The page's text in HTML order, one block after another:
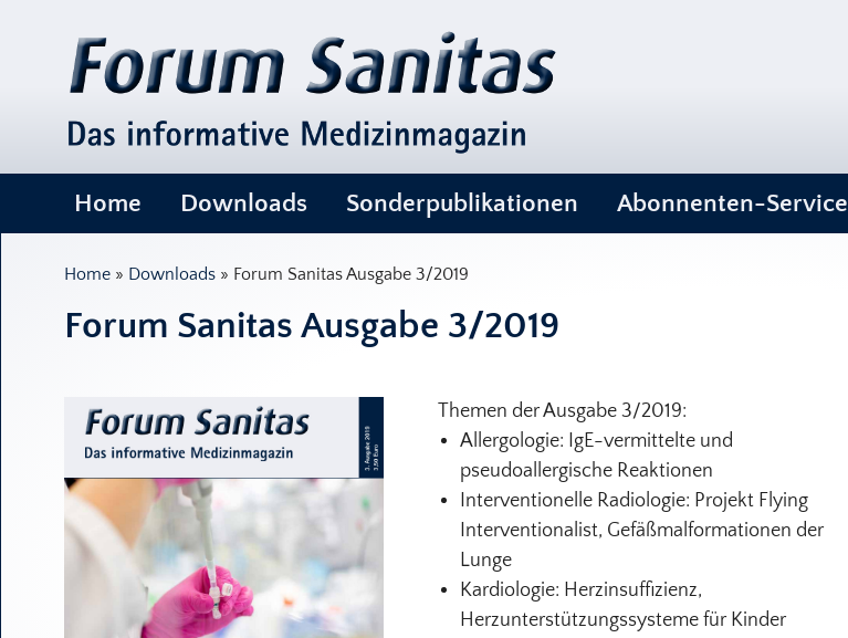
Home Downloads Sonderpublikationen Abonnenten-Service
Home» Downloads» Forum Sanitas Ausgabe 3/2019
Forum Sanitas Ausgabe 3/2019
Themen der Ausgabe 3/2019:
Allergologie: IgE-vermittelte und
pseudoallergische Reaktionen
Interventionelle Radiologie: Projekt Flying
Interventionalist, Gefäßmalformationen der
Lunge
Kardiologie: Herzinsuffizienz,
Herzunterstützungssysteme für Kinder